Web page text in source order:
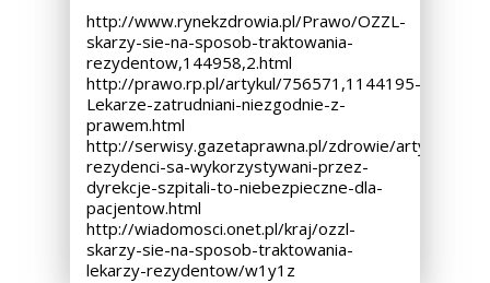
http://www.rynekzdrowia.pl/Prawo/OZZL-
skarzy-sie-na-sposob-traktowania-
rezydentow,144958,2.html
http://prawo.rp.pl/artykul/756571,1144195-
Lekarze-zatrudniani-niezgodnie-z-
prawem.html
http://serwisy.gazetaprawna.pl/zdrowie/artykuly/
rezydenci-sa-wykorzystywani-przez-
dyrekcje-szpitali-to-niebezpieczne-dla-
pacjentow.html
http://wiadomosci.onet.pl/kraj/ozzl-
skarzy-sie-na-sposob-traktowania-
lekarzy-rezydentow/w1y1z